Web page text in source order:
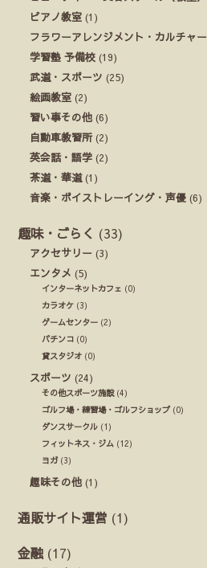
ピアノ教室 (1)
フラワーアレンジメント・カルチャー
学習塾 予備校 (19)
武道・スポーツ (25)
絵画教室 (2)
習い事その他 (6)
自動車教習所(2)
英会話・語学 (2)
茶道・華道(1)
音楽・ボイストレーイング・声優 (6)
趣味・ごらく (33)
アクセサリー (3)
エンタメ (5)
インターネットカフェ (0)
カラオケ (3)
ゲームセンター (2)
パチンコ (0)
貸スタジオ (0)
スポーツ (24)
その他スポーツ施設(4)
ゴルフ場・練習場・ゴルフショップ(0)
ダンスサークル (1)
フィットネス・ジム (12)
ヨガ (3)
趣味その他 (1)
通販サイト運営 (1)
金融 (17)